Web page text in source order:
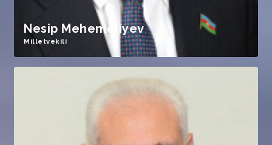
Nesip Mehemeliyev
Milletvekili